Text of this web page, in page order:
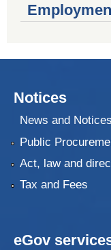
Notices
News and Notices
Public
Act, law and
Tax and Fees
eGov